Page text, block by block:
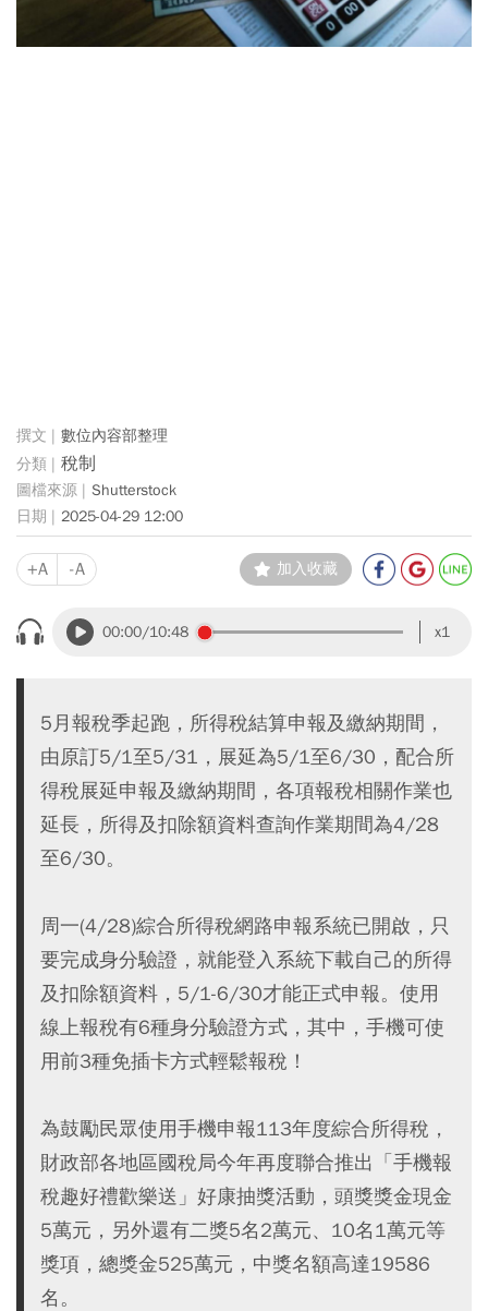
數位內容部整理
稅制
Shutterstock
2025-04-29 12:00
+A -A 加入收藏
00:00/10:48 x1
5月報稅季起跑，所得稅結算申報及繳納期間，
由原訂5/1至5/31，展延為5/1至6/30，配合所
得稅展延申報及繳納期間，各項報稅相關作業也
延長，所得及扣除額資料查詢作業期間為4/28
至6/30。
周一(4/28)綜合所得稅網路申報系統已開啟，只
要完成身分驗證，就能登入系統下載自己的所得
及扣除額資料，5/1-6/30才能正式申報。使用
線上報稅有6種身分驗證方式，其中，手機可使
用前3種免插卡方式輕鬆報稅！
為鼓勵民眾使用手機申報113年度綜合所得稅，
財政部各地區國稅局今年再度聯合推出「手機報
稅趣好禮歡樂送」好康抽獎活動，頭獎獎金現金
5萬元，另外還有二獎5名2萬元、10名1萬元等
獎項，總獎金525萬元，中獎名額高達19586
名。